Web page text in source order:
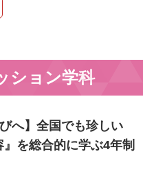
ション学科
へ】全国でも珍しい
』を総合的に学ぶ4年制